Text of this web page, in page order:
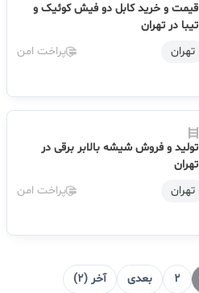
قیمت و خرید کابل دو فیش کوئیک و
تیبا در تهران
تهران
پراخت امن
تولید و فروش شیشه بالابر برقی در
تهران
تهران
پراخت امن
2 بعدی آخر (2)